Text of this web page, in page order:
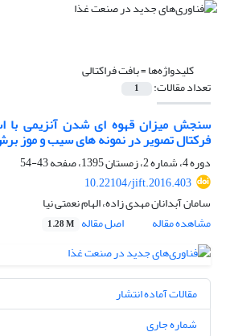
کلیدواژه‌ها =بافت فراکتالی
تعداد مقالات: 1
سنجش میزان قهوه ای شدن آنزیمی با
فرکتال تصویر در نمونه های سیب و موز
دوره 4، شماره 2، زمستان 1395، صفحه
43-54
10.22104/jift.2016.403
سامان آبدانان مهدی زاده، الهام نعمتی نیا
مشاهده مقاله
اصل مقاله 1.28 M
مقالات آماده انتشار
شماره جاری